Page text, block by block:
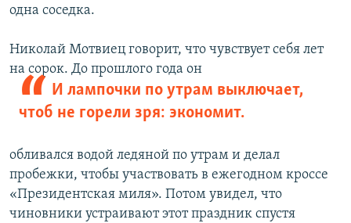
одна соседка.
Николай Мотвиец говорит, что чувствует себя лет
на сорок. До прошлого года он
И лампочки по утрам выключает,
чтоб не горели зря: экономит.
обливался водой ледяной по утрам и делал
пробежки, чтобы участвовать в ежегодном кроссе
«Президентская миля». Потом увидел, что
чиновники устраивают этот праздник спустя